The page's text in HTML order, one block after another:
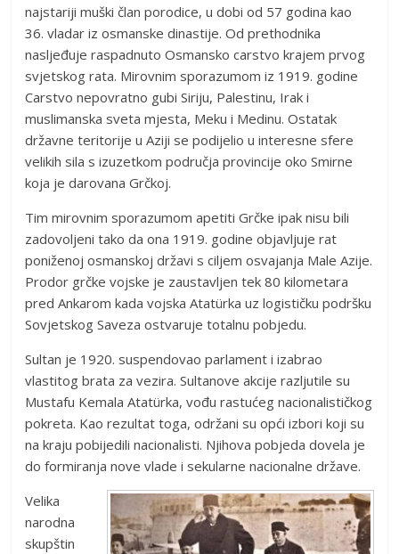
najstariji muški član porodice, u dobi od 57 godina kao
36. vladar iz osmanske dinastije. Od prethodnika
nasljeđuje raspadnuto Osmansko carstvo krajem prvog
svjetskog rata. Mirovnim sporazumom iz 1919. godine
Carstvo nepovratno gubi Siriju, Palestinu, Irak i
muslimanska sveta mjesta, Meku i Medinu. Ostatak
državne teritorije u Aziji se podijelio u interesne sfere
velikih sila s izuzetkom područja provincije oko Smirne
koja je darovana Grčkoj.
Tim mirovnim sporazumom apetiti Grčke ipak nisu bili
zadovoljeni tako da ona 1919. godine objavljuje rat
poniženoj osmanskoj državi s ciljem osvajanja Male Azije.
Prodor grčke vojske je zaustavljen tek 80 kilometara
pred Ankarom kada vojska Atatürka uz logističku podršku
Sovjetskog Saveza ostvaruje totalnu pobjedu.
Sultan je 1920. suspendovao parlament i izabrao
vlastitog brata za vezira. Sultanove akcije razljutile su
Mustafu Kemala Atatürka, vođu rastućeg nacionalističkog
pokreta. Kao rezultat toga, održani su opći izbori koji su
na kraju pobijedili nacionalisti. Njihova pobjeda dovela je
do formiranja nove vlade i sekularne nacionalne države.
Velika
narodna
skupštin